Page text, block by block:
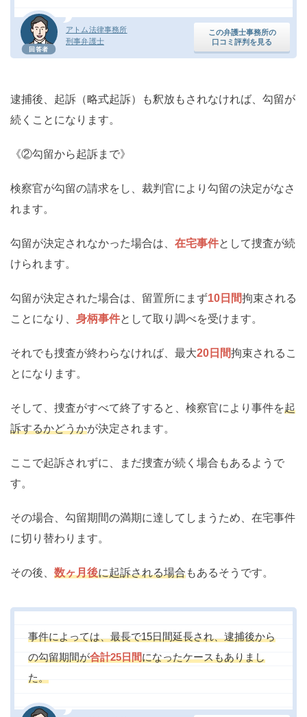
回答者
アトム法律事務所
刑事弁護士
この弁護士事務所の
口コミ評判を見る
逮捕後、起訴（略式起訴）も釈放もされなければ、勾留が
続くことになります。
《②勾留から起訴まで》
検察官が勾留の請求をし、裁判官により勾留の決定がなさ
れます。
勾留が決定されなかった場合は、 在宅事件として捜査が続
けられます。
勾留が決定された場合は、留置所にまず10日間拘束される
ことになり、 身柄事件として取り調べを受けます。
それでも捜査が終わらなければ、最大20日間拘束されるこ
とになります。
そして、捜査がすべて終了すると、検察官により事件を起
訴するかどうかが決定されます。
ここで起訴されずに、まだ捜査が続く場合もあるようで
す。
その場合、勾留期間の満期に達してしまうため、在宅事件
に切り替わります。
その後、 数ヶ月後に起訴される場合もあるそうです。
事件によっては、最長で15日間延長され、逮捕後から
の勾留期間が合計25日間になったケースもありまし
た。